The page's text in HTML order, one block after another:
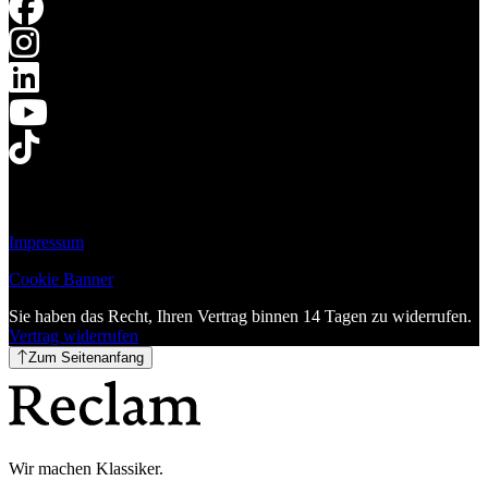
Impressum
Cookie Banner
Sie haben das Recht, Ihren Vertrag binnen 14 Tagen zu widerrufen.
Vertrag widerrufen
Zum Seitenanfang
Wir machen Klassiker.